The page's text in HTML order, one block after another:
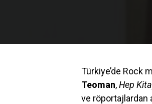
Türkiye’de Rock
Teoman,Hep
ve röportajlardan